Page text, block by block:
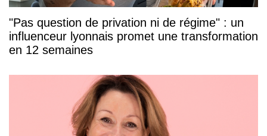
"Pas question de privation ni de régime" : un
influenceur lyonnais promet une transformation
en 12 semaines